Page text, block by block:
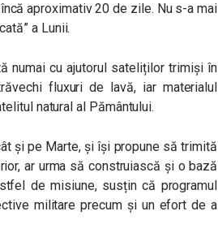
aproximativ 20 de zile. Nu s-a mai
a Lunii.
numai cu ajutorul sateliților trimiși în
fluxuri de lavă, iar materialul
natural al Pământului.
și pe Marte, și își propune să trimită
ar urma să construiască și o bază
de misiune, susțin că programul
militare precum și un efort de a